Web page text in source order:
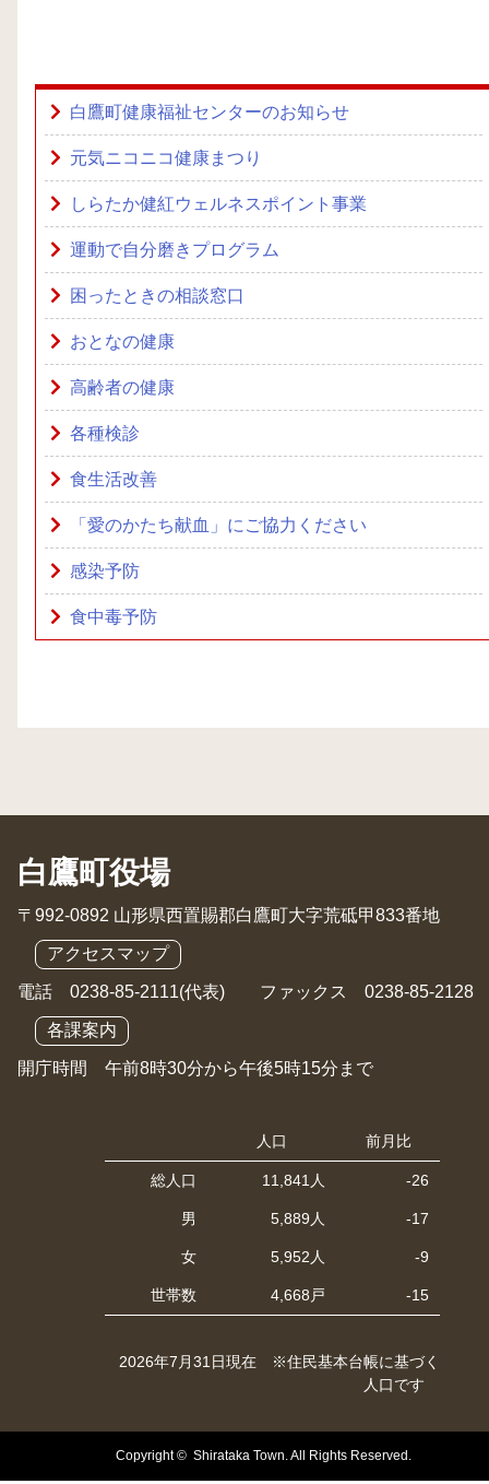
白鷹町健康福祉センターのお知らせ
元気ニコニコ健康まつり
しらたか健紅ウェルネスポイント事業
運動で自分磨きプログラム
困ったときの相談窓口
おとなの健康
高齢者の健康
各種検診
食生活改善
「愛のかたち献血」にご協力ください
感染予防
食中毒予防
白鷹町役場
〒992-0892 山形県西置賜郡白鷹町大字荒砥甲833番地
アクセスマップ
電話 0238-85-2111(代表) ファックス 0238-85-2128
各課案内
開庁時間 午前8時30分から午後5時15分まで
人口 前月比
総人口 11,841人 -26
男 5,889人 -17
女 5,952人 -9
世帯数 4,668戸 -15
2026年7月31日現在 ※住民基本台帳に基づく
人口です
Copyright © Shirataka Town. All Rights Reserved.